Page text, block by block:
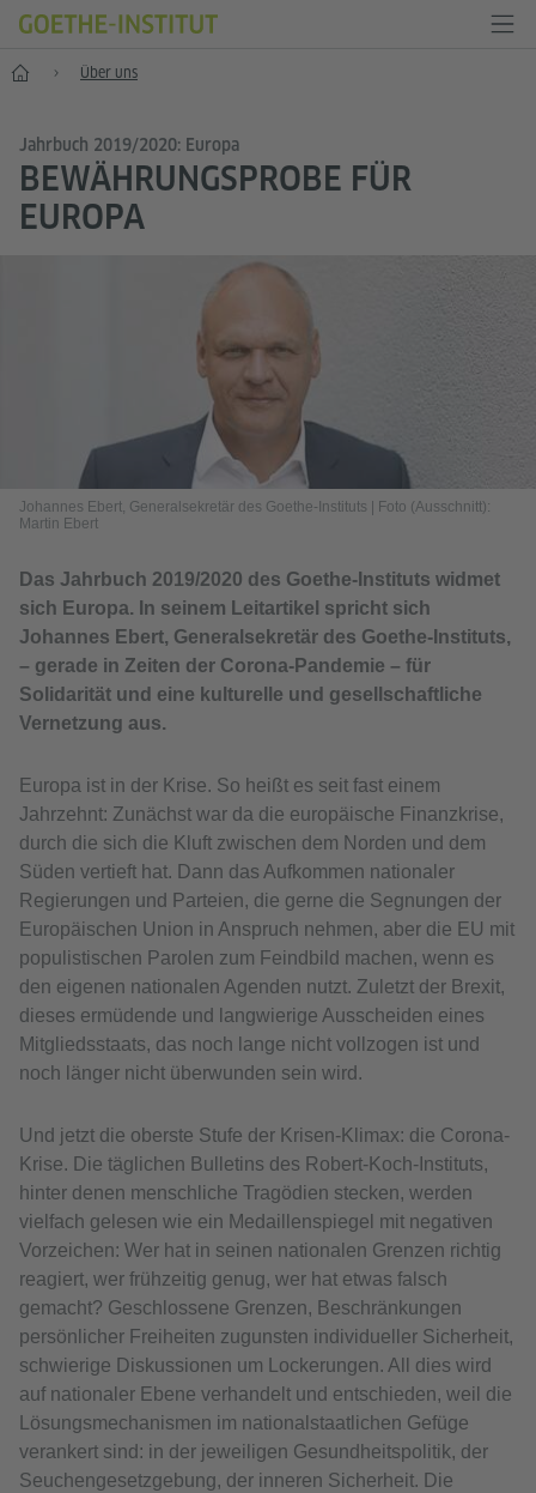
Start Über uns
Jahrbuch 2019/2020: Europa
BEWÄHRUNGSPROBE FÜR
EUROPA
Johannes Ebert, Generalsekretär des Goethe-Instituts
Foto (Ausschnitt):
Martin Ebert
Das Jahrbuch 2019/2020 des Goethe-Instituts widmet
sich Europa. In seinem Leitartikel spricht sich
Johannes Ebert, Generalsekretär des Goethe-Instituts,
– gerade in Zeiten der Corona-Pandemie – für
Solidarität und eine kulturelle und gesellschaftliche
Vernetzung aus.
Europa ist in der Krise. So heißt es seit fast einem
Jahrzehnt: Zunächst war da die europäische Finanzkrise,
durch die sich die Kluft zwischen dem Norden und dem
Süden vertieft hat. Dann das Aufkommen nationaler
Regierungen und Parteien, die gerne die Segnungen der
Europäischen Union in Anspruch nehmen, aber die EU mit
populistischen Parolen zum Feindbild machen, wenn es
den eigenen nationalen Agenden nutzt. Zuletzt der Brexit,
dieses ermüdende und langwierige Ausscheiden eines
Mitgliedsstaats, das noch lange nicht vollzogen ist und
noch länger nicht überwunden sein wird.
Und jetzt die oberste Stufe der Krisen-Klimax: die Corona-
Krise. Die täglichen Bulletins des Robert-Koch-Instituts,
hinter denen menschliche Tragödien stecken, werden
vielfach gelesen wie ein Medaillenspiegel mit negativen
Vorzeichen: Wer hat in seinen nationalen Grenzen richtig
reagiert, wer frühzeitig genug, wer hat etwas falsch
gemacht? Geschlossene Grenzen, Beschränkungen
persönlicher Freiheiten zugunsten individueller Sicherheit,
schwierige Diskussionen um Lockerungen. All dies wird
auf nationaler Ebene verhandelt und entschieden, weil die
Lösungsmechanismen im nationalstaatlichen Gefüge
verankert sind: in der jeweiligen Gesundheitspolitik, der
Seuchengesetzgebung, der inneren Sicherheit. Die